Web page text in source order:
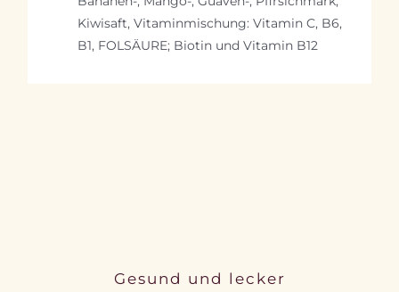
Kiwisaft, Vitaminmischung: Vitamin C, B6,
B1, FOLSÄURE; Biotin und Vitamin B12
Gesund und lecker